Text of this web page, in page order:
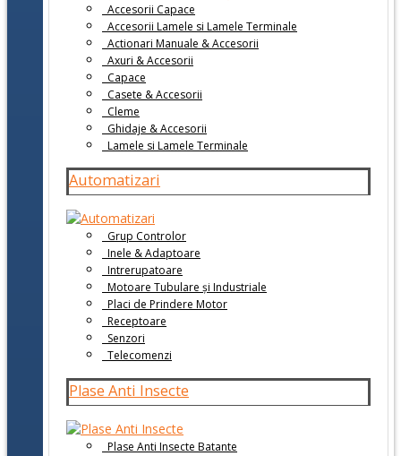
Accesorii Capace
Accesorii Lamele si Lamele Terminale
Actionari Manuale & Accesorii
Axuri & Accesorii
Capace
Casete & Accesorii
Cleme
Ghidaje & Accesorii
Lamele si Lamele Terminale
Automatizari
Grup Controlor
Inele & Adaptoare
Intrerupatoare
Motoare Tubulare și Industriale
Placi de Prindere Motor
Receptoare
Senzori
Telecomenzi
Plase Anti Insecte
Plase Anti Insecte Batante